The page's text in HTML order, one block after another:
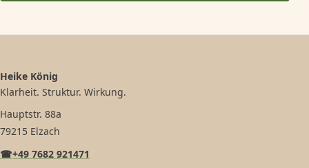
Heike König
Klarheit. Struktur. Wirkung.
Hauptstr. 88a
79215 Elzach
☎+49 7682 921471